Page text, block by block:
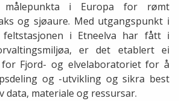
målepunkta i Europa for rømt
og sjøaure. Med utgangspunkt i
feltstasjonen i Etneelva har fått i
er det etablert ei
Fjord- og elvelaboratoriet for å
og -utvikling og sikra best
data, materiale og ressursar.